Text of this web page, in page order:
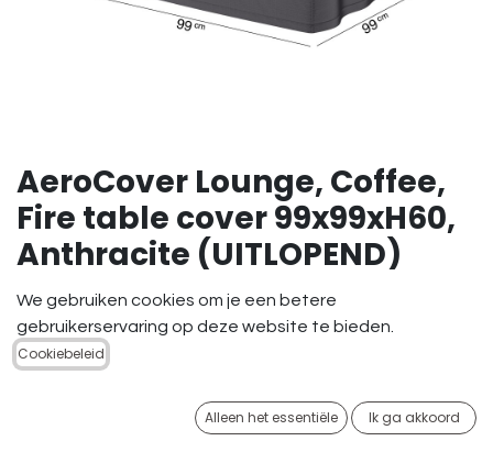
AeroCover Lounge, Coffee,
Fire table cover 99x99xH60,
Anthracite (UITLOPEND)
54,95€
TOEVOEGEN AAN
We gebruiken cookies om je een betere
gebruikerservaring op deze website te bieden.
Cookiebeleid
Alleen het essentiële Ik ga akkoord